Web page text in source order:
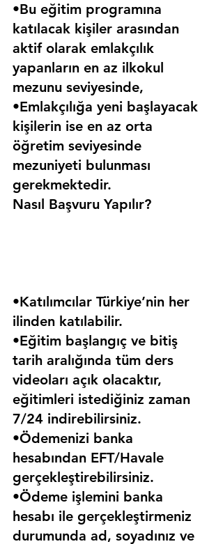
•Bu eğitim programına
katılacak kişiler arasından
aktif olarak emlakçılık
yapanların en az ilkokul
mezunu seviyesinde,
•Emlakçılığa yeni başlayacak
kişilerin ise en az orta
öğretim seviyesinde
mezuniyeti bulunması
gerekmektedir.
Nasıl Başvuru Yapılır?
•Katılımcılar Türkiye’nin her
ilinden katılabilir.
•Eğitim başlangıç ve bitiş
tarih aralığında tüm ders
videoları açık olacaktır,
eğitimleri istediğiniz zaman
7/24 indirebilirsiniz.
•Ödemenizi banka
hesabından EFT/Havale
gerçekleştirebilirsiniz.
•Ödeme işlemini banka
hesabı ile gerçekleştirmeniz
durumunda ad, soyadınız ve